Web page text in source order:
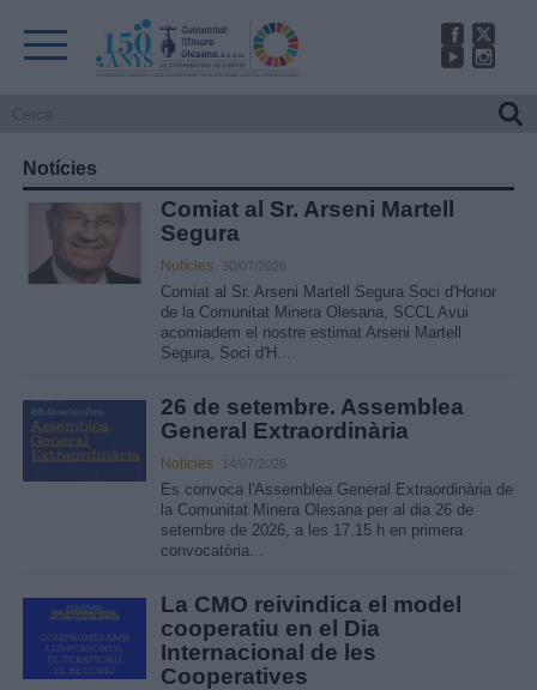
Notícies
Comiat al Sr. Arseni Martell
Segura
Notícies 30/07/2026
Comiat al Sr. Arseni Martell Segura Soci d'Honor
de la Comunitat Minera Olesana, SCCL Avui
acomiadem el nostre estimat Arseni Martell
Segura, Soci d'H...
26 de setembre. Assemblea
General Extraordinària
Notícies 14/07/2026
Es convoca l'Assemblea General Extraordinària de
la Comunitat Minera Olesana per al dia 26 de
setembre de 2026, a les 17.15 h en primera
convocatòria...
La CMO reivindica el model
cooperatiu en el Dia
Internacional de les
Cooperatives